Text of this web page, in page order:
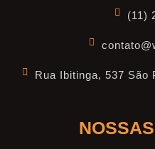
(11)
Rua Ibitinga, 537 São